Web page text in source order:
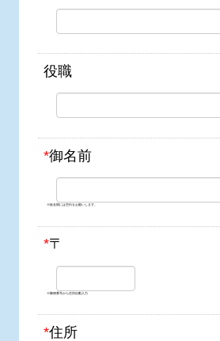
役職
*御名前
※姓名間には空白をお願いします。
*〒
※郵便番号から住所自動入力
*住所